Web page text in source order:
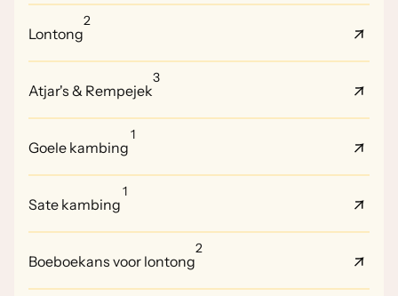
Lontong
2
Atjar's & Rempejek
3
Goele kambing
1
Sate kambing
1
Boeboekans voor lontong
2